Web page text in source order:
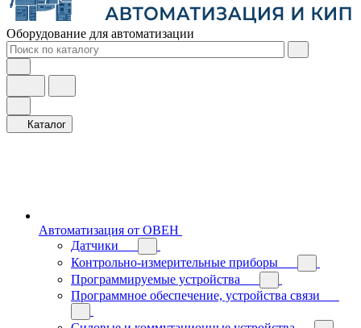
Оборудование для автоматизации
Каталог
Автоматизация от ОВЕН
Датчики
Контрольно-измерительные приборы
Программируемые устройства
Программное обеспечение, устройства связи